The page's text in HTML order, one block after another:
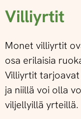
Villiyrtit
Monet villiyrtit
osa erilaisia
Villiyrtit tarjoavat
ja niillä voi olla
viljellyillä yrteillä.